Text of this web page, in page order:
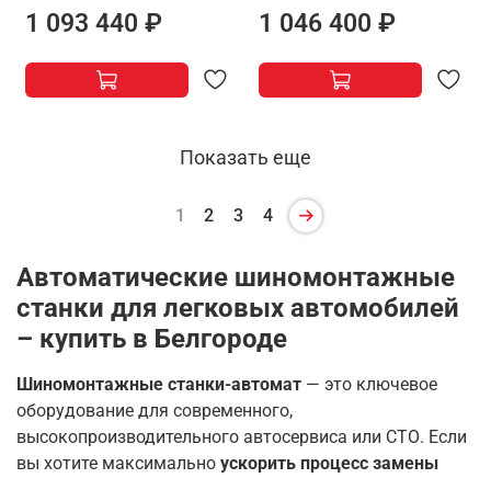
1 093 440 ₽ 1 046 400 ₽
Показать еще
1 2 3 4
Автоматические шиномонтажные
станки для легковых автомобилей
– купить в Белгороде
Шиномонтажные станки-автомат — это ключевое
оборудование для современного,
высокопроизводительного автосервиса или СТО. Если
вы хотите максимально ускорить процесс замены